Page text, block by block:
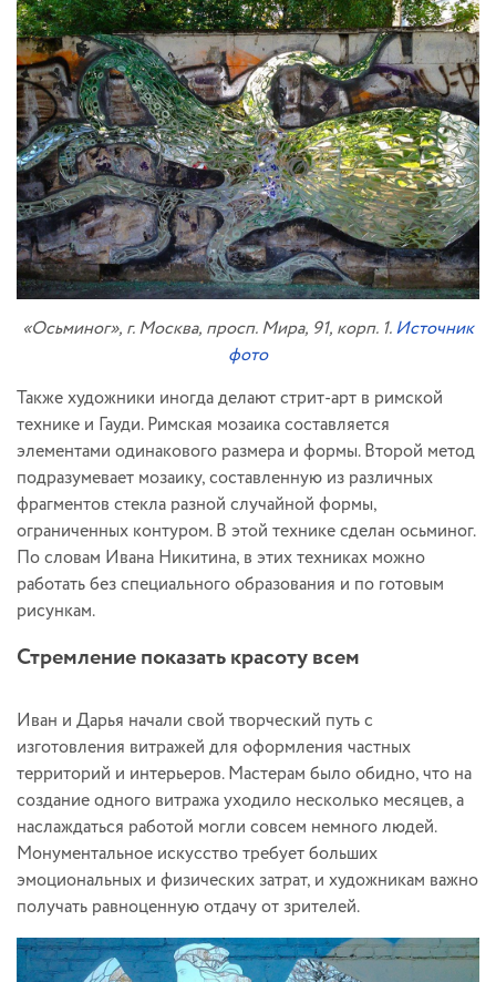
«Осьминог», г. Москва, просп. Мира, 91, корп. 1.Источник
фото
Также художники иногда делают стрит-арт в римской
технике и Гауди. Римская мозаика составляется
элементами одинакового размера и формы. Второй метод
подразумевает мозаику, составленную из различных
фрагментов стекла разной случайной формы,
ограниченных контуром. В этой технике сделан осьминог.
По словам Ивана Никитина, в этих техниках можно
работать без специального образования и по готовым
рисункам.
Стремление показать красоту всем
Иван и Дарья начали свой творческий путь с
изготовления витражей для оформления частных
территорий и интерьеров. Мастерам было обидно, что на
создание одного витража уходило несколько месяцев, а
наслаждаться работой могли совсем немного людей.
Монументальное искусство требует больших
эмоциональных и физических затрат, и художникам важно
получать равноценную отдачу от зрителей.